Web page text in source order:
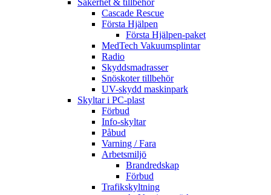
Säkerhet & tillbehör
Cascade Rescue
Första Hjälpen
Första Hjälpen-paket
MedTech Vakuumsplintar
Radio
Skyddsmadrasser
Snöskoter tillbehör
UV-skydd maskinpark
Skyltar i PC-plast
Förbud
Info-skyltar
Påbud
Varning / Fara
Arbetsmiljö
Brandredskap
Förbud
Trafikskyltning